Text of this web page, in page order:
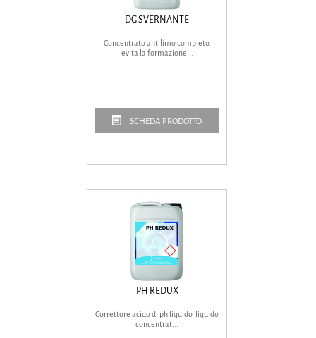
DG SVERNANTE
Concentrato antilimo completo.
evita la formazione...
SCHEDA PRODOTTO
PH REDUX
Correttore acido di ph liquido. liquido
concentrat...